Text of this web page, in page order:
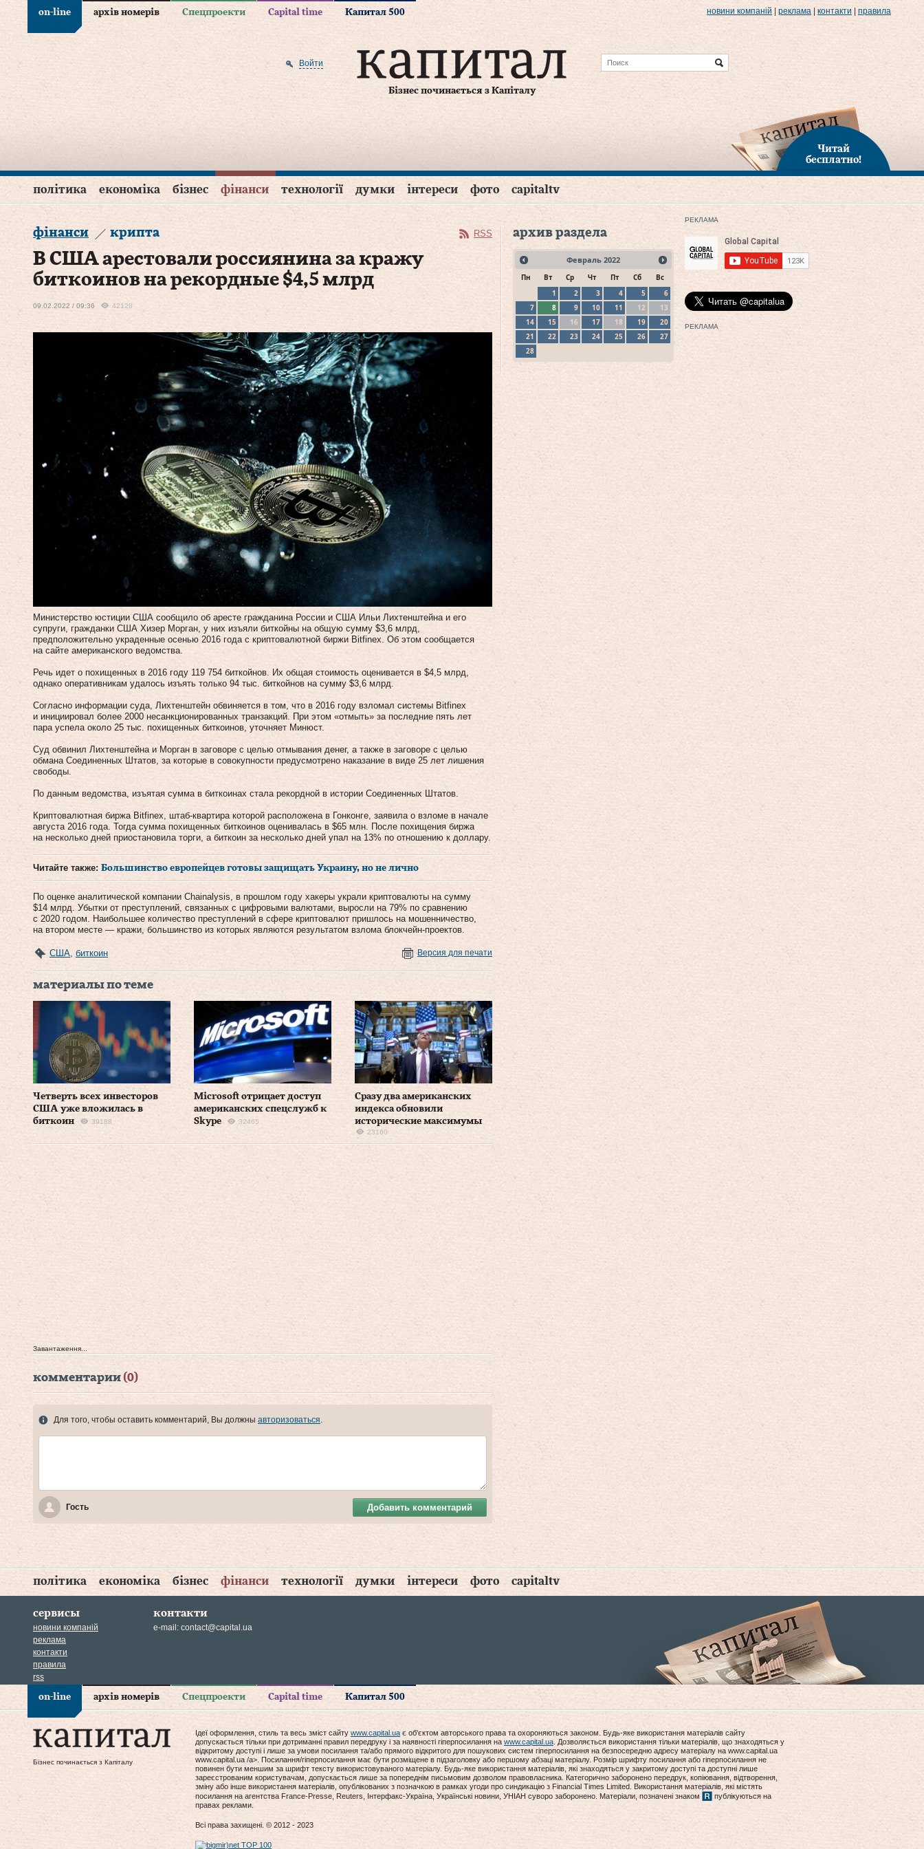
on-line архів номерів Спецпроекти Capital time Капитал 500 новини компаній реклама контакти правила
Бізнес починається з Капіталу
Войти
Читай
бесплатно!
політика економіка бізнес фінанси технології думки інтереси фото capitaltv
фінанси крипта RSS
В США арестовали россиянина за кражу
биткоинов на рекордные $4,5 млрд
09.02.2022 / 09:36 42128
Министерство юстиции США сообщило об аресте гражданина России и США Ильи Лихтенштейна и его
супруги, гражданки США Хизер Морган, у них изъяли биткойны на общую сумму $3,6 млрд,
предположительно украденные осенью 2016 года с криптовалютной биржи Bitfinex. Об этом сообщается
на сайте американского ведомства.
Речь идет о похищенных в 2016 году 119 754 биткойнов. Их общая стоимость оценивается в $4,5 млрд,
однако оперативникам удалось изъять только 94 тыс. биткойнов на сумму $3,6 млрд.
Согласно информации суда, Лихтенштейн обвиняется в том, что в 2016 году взломал системы Bitfinex
и инициировал более 2000 несанкционированных транзакций. При этом «отмыть» за последние пять лет
пара успела около 25 тыс. похищенных биткоинов, уточняет Минюст.
Суд обвинил Лихтенштейна и Морган в заговоре с целью отмывания денег, а также в заговоре с целью
обмана Соединенных Штатов, за которые в совокупности предусмотрено наказание в виде 25 лет лишения
свободы.
По данным ведомства, изъятая сумма в биткоинах стала рекордной в истории Соединенных Штатов.
Криптовалютная биржа Bitfinex, штаб-квартира которой расположена в Гонконге, заявила о взломе в начале
августа 2016 года. Тогда сумма похищенных биткоинов оценивалась в $65 млн. После похищения биржа
на несколько дней приостановила торги, а биткоин за несколько дней упал на 13% по отношению к доллару.
Читайте также: Большинство европейцев готовы защищать Украину, но не лично
По оценке аналитической компании Chainalysis, в прошлом году хакеры украли криптовалюты на сумму
$14 млрд. Убытки от преступлений, связанных с цифровыми валютами, выросли на 79% по сравнению
с 2020 годом. Наибольшее количество преступлений в сфере криптовалют пришлось на мошенничество,
на втором месте — кражи, большинство из которых являются результатом взлома блокчейн-проектов.
США биткоин Версия для печати
материалы по теме
Четверть всех инвесторов
США уже вложилась в
биткоин
39188
Microsoft отрицает доступ
американских спецслужб к
Skype
32465
Сразу два американских
индекса обновили
исторические максимумы
23160
Завантаження...
комментарии (0)
Для того, чтобы оставить комментарий, Вы должны авторизоваться
Гость Добавить комментарий
архив раздела
Февраль 2022
Пн Вт Ср Чт Пт Сб
Вс
1
2 3 4 5
6
7
8 9 10 11 12
13
14
15 16 17 18 19
20
21
22 23 24 25 26
27
28
РЕКЛАМА
РЕКЛАМА
політика економіка бізнес фінанси технології думки інтереси фото capitaltv
сервисы
новини компаній
реклама
контакти
правила
rss
контакти
e-mail: contact@capital.ua
on-line архів номерів Спецпроекти Capital time Капитал 500
Бізнес починається з Капіталу
Ідеї оформлення, стиль та весь зміст сайту www.capital.ua є об'єктом авторського права та охороняються законом. Будь-яке використання матеріалів сайту
допускається тільки при дотриманні правил передруку і за наявності гіперпосилання на www.capital.ua . Дозволяється використання тільки матеріалів, що знаходяться у
відкритому доступі і лише за умови посилання та/або прямого відкритого для пошукових систем гіперпосилання на безпосередню адресу матеріалу на www.capital.ua
www.capital.ua /a>. Посилання/гіперпосилання має бути розміщене в підзаголовку або першому абзаці матеріалу. Розмір шрифту посилання або гіперпосилання не
повинен бути меншим за шрифт тексту використовуваного матеріалу. Будь-яке використання матеріалів, які знаходяться у закритому доступі та доступні лише
зареєстрованим користувачам, допускається лише за попереднім письмовим дозволом правовласника. Категорично заборонено передрук, копіювання, відтворення,
зміну або інше використання матеріалів, опублікованих з позначкою в рамках угоди про синдикацію з Financial Times Limited. Використання матеріалів, які містять
посилання на агентства France-Presse, Reuters, Інтерфакс-Україна, Українські новини, УНІАН суворо заборонено. Матеріали, позначені знаком
публікуються на
правах реклами.
Всі права захищені. © 2012 - 2023